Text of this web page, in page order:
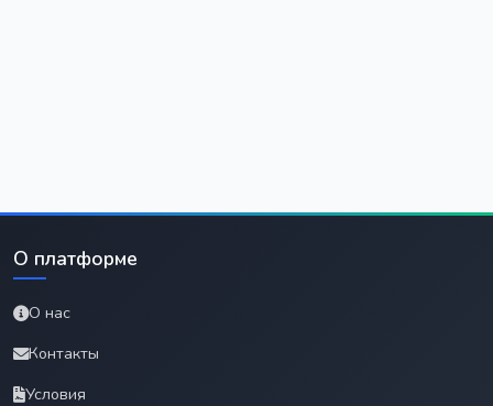
О платформе
О нас
Контакты
Условия